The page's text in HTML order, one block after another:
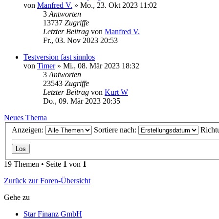
von Manfred V. » Mo., 23. Okt 2023 11:02
3 Antworten
13737 Zugriffe
Letzter Beitrag von Manfred V.
Fr., 03. Nov 2023 20:53
Testversion fast sinnlos
von Timer» Mi., 08. Mär 2023 18:32
3 Antworten
23543 Zugriffe
Letzter Beitrag von Kurt W
Do., 09. Mär 2023 20:35
Neues Thema
Anzeigen:
Sortiere nach:
19 Themen • Seite 1 von 1
Zurück zur Foren-Übersicht
Gehe zu
Star Finanz GmbH